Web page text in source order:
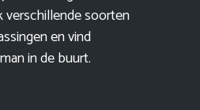
verschillende soorten
en vind
in de buurt.